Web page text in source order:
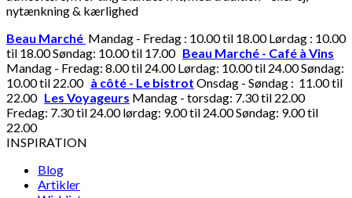
nytænkning & kærlighed
Beau Marché Mandag - Fredag : 10.00 til 18.00 Lørdag : 10.00
til 18.00 Søndag: 10.00 til 17.00 Beau Marché - Café à Vins
Mandag - Fredag: 8.00 til 24.00 Lørdag: 10.00 til 24.00 Søndag:
10.00 til 22.00 à côté - Le bistrot Onsdag - Søndag : 11.00 til
22.00 Les Voyageurs Mandag - torsdag: 7.30 til 22.00
Fredag: 7.30 til 24.00 lørdag: 9.00 til 24.00 Søndag: 9.00 til
22.00
INSPIRATION
Blog
Artikler